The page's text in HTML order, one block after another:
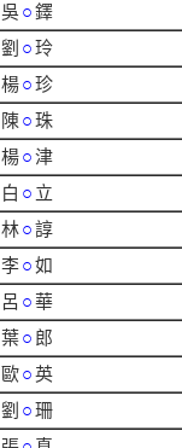
吳○鐸
劉 ○玲
楊○珍
陳○珠
楊○津
白 ○ 立
林○諄
李○如
呂 ○華
葉○ 郎
歐○英
劉 ○珊